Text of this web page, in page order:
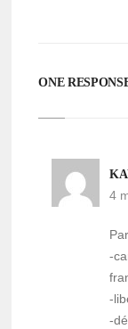
ONE
4
-
-
-